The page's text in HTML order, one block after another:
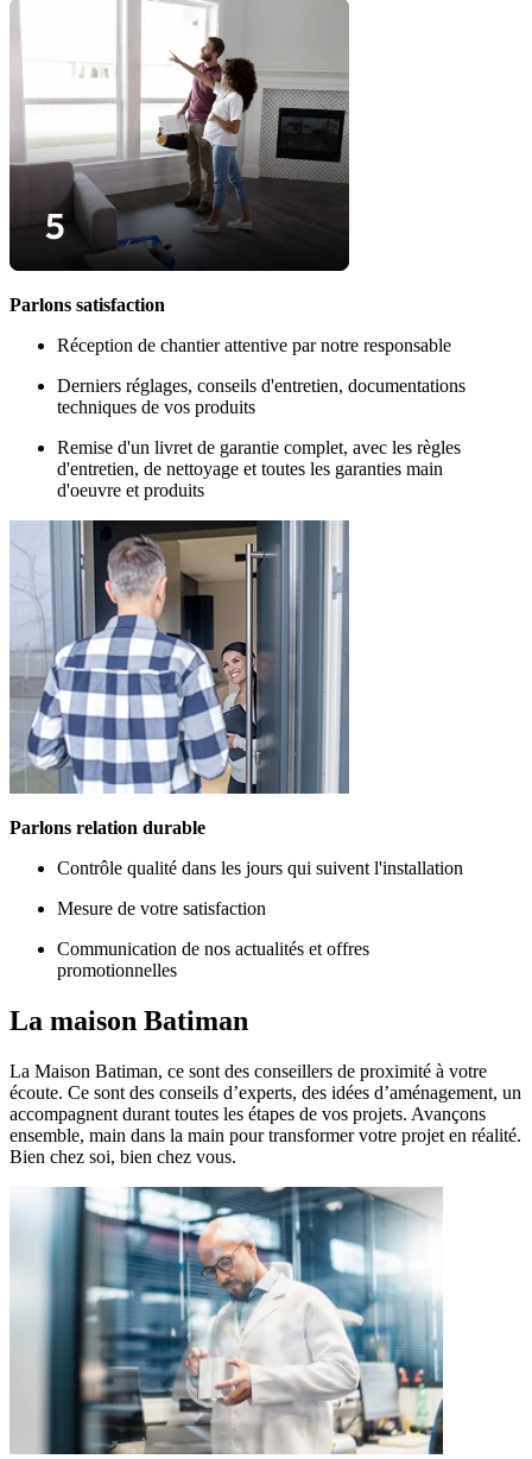
Parlons satisfaction
Réception de chantier attentive par notre responsable
Derniers réglages, conseils d'entretien, documentations
techniques de vos produits
Remise d'un livret de garantie complet, avec les règles
d'entretien, de nettoyage et toutes les garanties main
d'oeuvre et produits
Parlons relation durable
Contrôle qualité dans les jours qui suivent l'installation
Mesure de votre satisfaction
Communication de nos actualités et offres
promotionnelles
La maison Batiman
La Maison Batiman, ce sont des conseillers de proximité à votre
écoute. Ce sont des conseils d’experts, des idées d’aménagement, un
accompagnent durant toutes les étapes de vos projets. Avançons
ensemble, main dans la main pour transformer votre projet en réalité.
Bien chez soi, bien chez vous.